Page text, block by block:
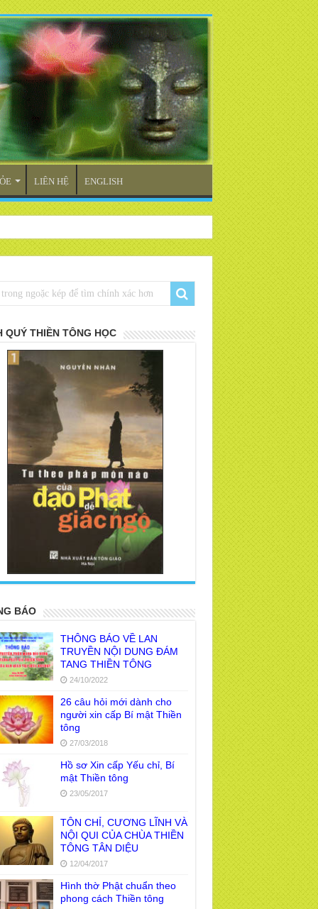
LIÊN HỆ ENGLISH
QUÝ THIỀN TÔNG HỌC
BÁO
THÔNG BÁO VỀ LAN
TRUYỀN NỘI DUNG ĐÁM
TANG THIỀN TÔNG
24/10/2022
26 câu hỏi mới dành cho
người xin cấp Bí mật Thiền
tông
27/03/2018
Hồ sơ Xin cấp Yếu chỉ, Bí
mật Thiền tông
23/05/2017
TÔN CHỈ, CƯƠNG LĨNH VÀ
NỘI QUI CỦA CHÙA THIỀN
TÔNG TÂN DIỆU
12/04/2017
Hình thờ Phật chuẩn theo
phong cách Thiền tông